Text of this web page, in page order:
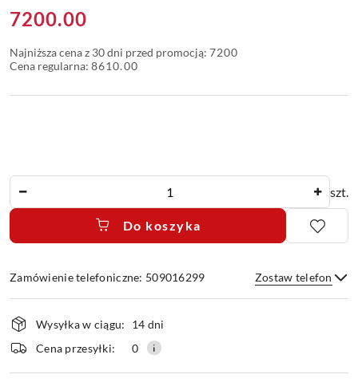
Cena:
7200.00
Najniższa cena z 30 dni przed promocją: 7200
Cena regularna: 8610.00
szt.
Do koszyka
Zamówienie telefoniczne: 509016299 Zostaw telefon
Wyślij
Dostępność
i
dostawa
Wysyłka w ciągu:
14 dni
Cena przesyłki:
0